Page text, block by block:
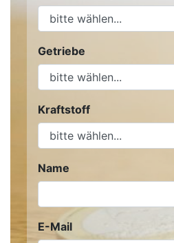
Getriebe
Kraftstoff
Name
E-Mail